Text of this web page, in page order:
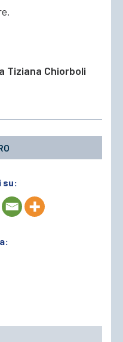
Tiziana Chiorboli
su: